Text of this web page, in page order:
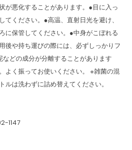
が悪化することがあります。●目に入っ
てください。●高温、直射日光を避け、
に保管してください。●中身がこぼれる
後や持ち運びの際には、必ずしっかりフ
どの成分が分離することがあります
よく振ってお使いください。 ※雑菌の混
ルは洗わずに詰め替えてください。
1147